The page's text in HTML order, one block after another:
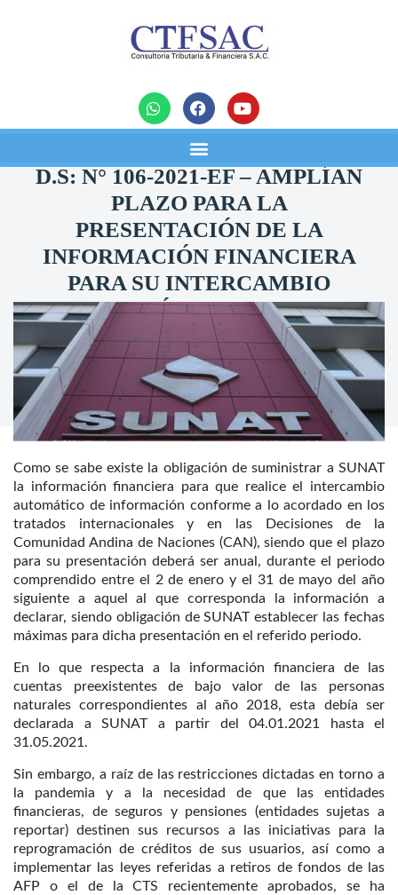
noticias
D.S: N° 106-2021-EF – AMPLÍAN
PLAZO PARA LA
PRESENTACIÓN DE LA
INFORMACIÓN FINANCIERA
PARA SU INTERCAMBIO
AUTOMÁTICO A NIVEL
INTERNACIONAL
14/05/2021
Como se sabe existe la obligación de suministrar a SUNAT
la información financiera para que realice el intercambio
automático de información conforme a lo acordado en los
tratados internacionales y en las Decisiones de la
Comunidad Andina de Naciones (CAN), siendo que el plazo
para su presentación deberá ser anual, durante el periodo
comprendido entre el 2 de enero y el 31 de mayo del año
siguiente a aquel al que corresponda la información a
declarar, siendo obligación de SUNAT establecer las fechas
máximas para dicha presentación en el referido periodo.
En lo que respecta a la información financiera de las
cuentas preexistentes de bajo valor de las personas
naturales correspondientes al año 2018, esta debía ser
declarada a SUNAT a partir del 04.01.2021 hasta el
31.05.2021.
Sin embargo, a raíz de las restricciones dictadas en torno a
la pandemia y a la necesidad de que las entidades
financieras, de seguros y pensiones (entidades sujetas a
reportar) destinen sus recursos a las iniciativas para la
reprogramación de créditos de sus usuarios, así como a
implementar las leyes referidas a retiros de fondos de las
AFP o el de la CTS recientemente aprobados, se ha